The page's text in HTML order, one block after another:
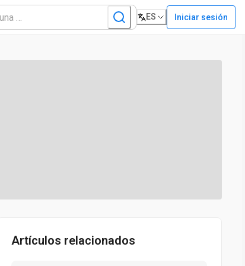
ES Iniciar sesión
Artículos relacionados